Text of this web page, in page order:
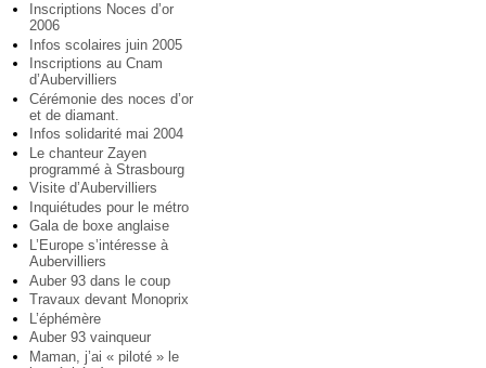
Inscriptions Noces d’or
2006
Infos scolaires juin 2005
Inscriptions au Cnam
d’Aubervilliers
Cérémonie des noces d’or
et de diamant.
Infos solidarité mai 2004
Le chanteur Zayen
programmé à Strasbourg
Visite d’Aubervilliers
Inquiétudes pour le métro
Gala de boxe anglaise
L’Europe s’intéresse à
Aubervilliers
Auber 93 dans le coup
Travaux devant Monoprix
L’éphémère
Auber 93 vainqueur
Maman, j’ai « piloté » le